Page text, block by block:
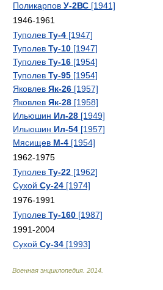
Поликарпов У-2ВС [1941]
1946-1961
Туполев Ту-4 [1947]
Туполев Ту-10 [1947]
Туполев Ту-16 [1954]
Туполев Ту-95 [1954]
Яковлев Як-26 [1957]
Яковлев Як-28 [1958]
Ильюшин Ил-28 [1949]
Ильюшин Ил-54 [1957]
Мясищев М-4 [1954]
1962-1975
Туполев Ту-22 [1962]
Сухой Су-24 [1974]
1976-1991
Туполев Ту-160 [1987]
1991-2004
Сухой Су-34 [1993]
Военная энциклопедия 2014